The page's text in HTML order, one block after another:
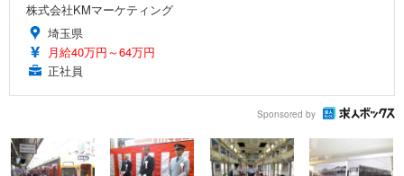
株式会社KMマーケティング
埼玉県
月給40万円～64万円
正社員
Sponsored by